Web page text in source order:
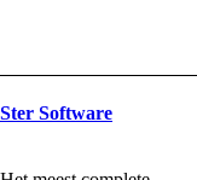
Ster Software